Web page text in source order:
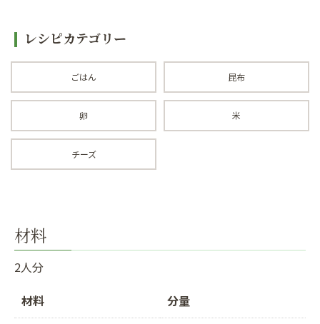
レシピカテゴリー
ごはん 昆布
卵 米
チーズ
材料
2人分
材料
分量